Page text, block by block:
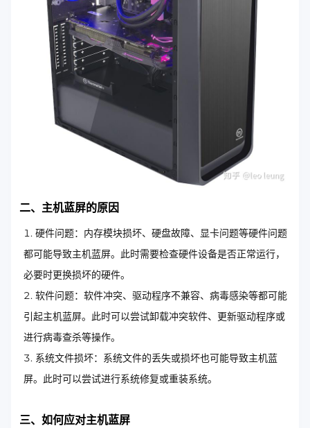
二、主机蓝屏的原因
硬件问题：内存模块损坏、硬盘故障、显卡问题等硬件问题
都可能导致主机蓝屏。此时需要检查硬件设备是否正常运行，
必要时更换损坏的硬件。
软件问题：软件冲突、驱动程序不兼容、病毒感染等都可能
引起主机蓝屏。此时可以尝试卸载冲突软件、更新驱动程序或
进行病毒查杀等操作。
系统文件损坏：系统文件的丢失或损坏也可能导致主机蓝
屏。此时可以尝试进行系统修复或重装系统。
三、如何应对主机蓝屏